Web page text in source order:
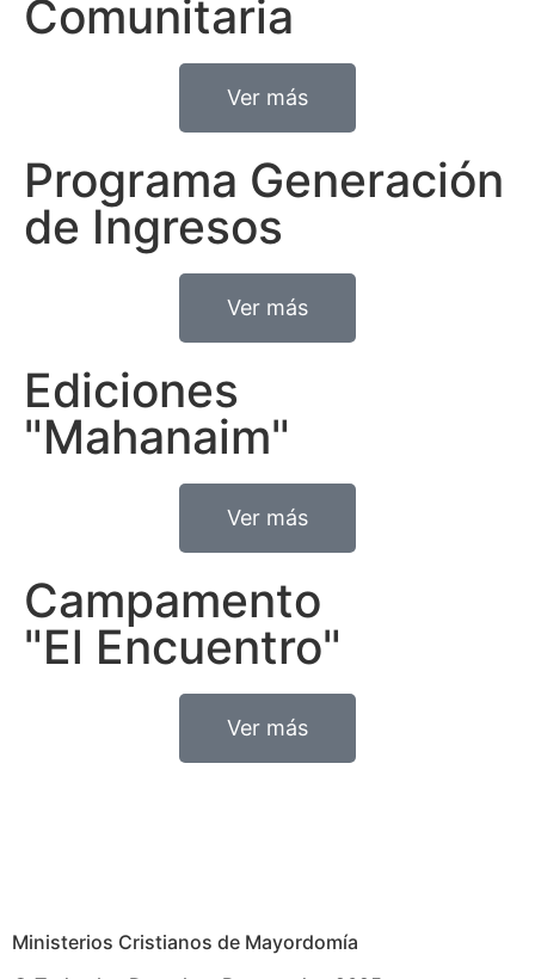
Comunitaria
Ver más
Programa Generación
de Ingresos
Ver más
Ediciones
"Mahanaim"
Ver más
Campamento
"El Encuentro"
Ver más
Ministerios Cristianos de Mayordomía